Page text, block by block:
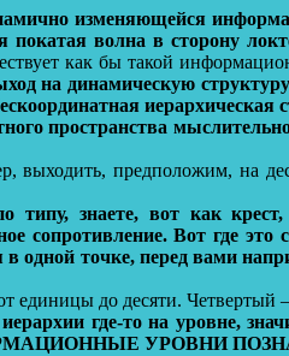
изменяющейся
волна в сторону
как бы такой
на динамическую структуру
иерархическая
пространства
выходить, предположим, на
типу, знаете, вот как
сопротивление. Вот где это
одной точке, перед вами
единицы до десяти. Четвертый
где-то на уровне,
УРОВНИ